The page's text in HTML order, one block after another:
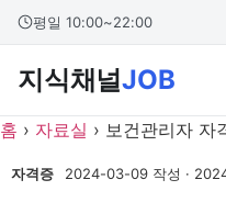
건
너
뛰
본문 바로가기
평일 10:00~22:00
지식채널JOB
홈 › 자료실 › 보건관리자 자
자격증 2024-03-09 작성 ·